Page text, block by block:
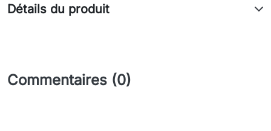
Détails du produit
Commentaires (0)